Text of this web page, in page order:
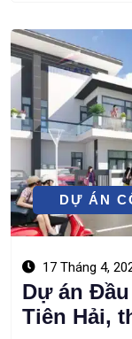
DỰ ÁN
17 Tháng 4,
Dự án
Tiên Hải,